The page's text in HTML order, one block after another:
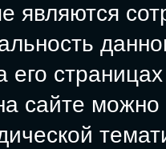
являются
его
сайте